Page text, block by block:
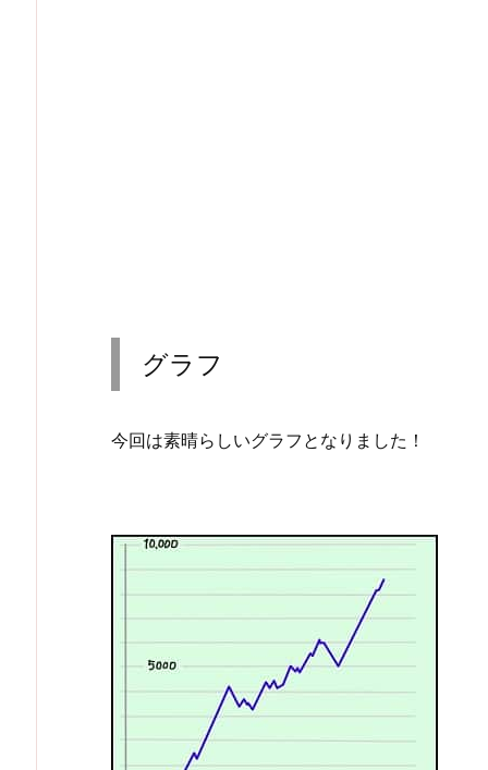
グラフ
今回は素晴らしいグラフとなりました！